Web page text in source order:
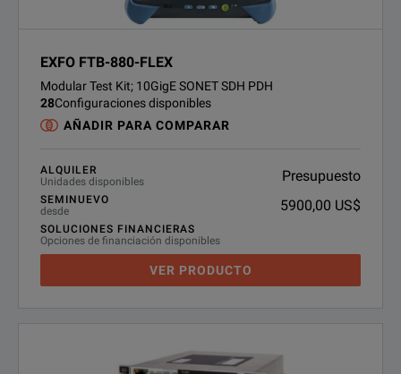
EXFO FTB-880-FLEX
Modular Test Kit; 10GigE SONET SDH PDH
28Configuraciones disponibles
AÑADIR PARA COMPARAR
ALQUILER
Unidades disponibles
Presupuesto
SEMINUEVO
desde
5900,00 US$
SOLUCIONES FINANCIERAS
Opciones de financiación disponibles
VER PRODUCTO